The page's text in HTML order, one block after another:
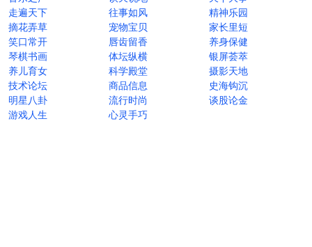
走遍天下
往事如风
精神乐园
摘花弄草
宠物宝贝
家长里短
笑口常开
唇齿留香
养身保健
琴棋书画
体坛纵横
银屏荟萃
养儿育女
科学殿堂
摄影天地
技术论坛
商品信息
史海钩沉
明星八卦
流行时尚
谈股论金
游戏人生
心灵手巧